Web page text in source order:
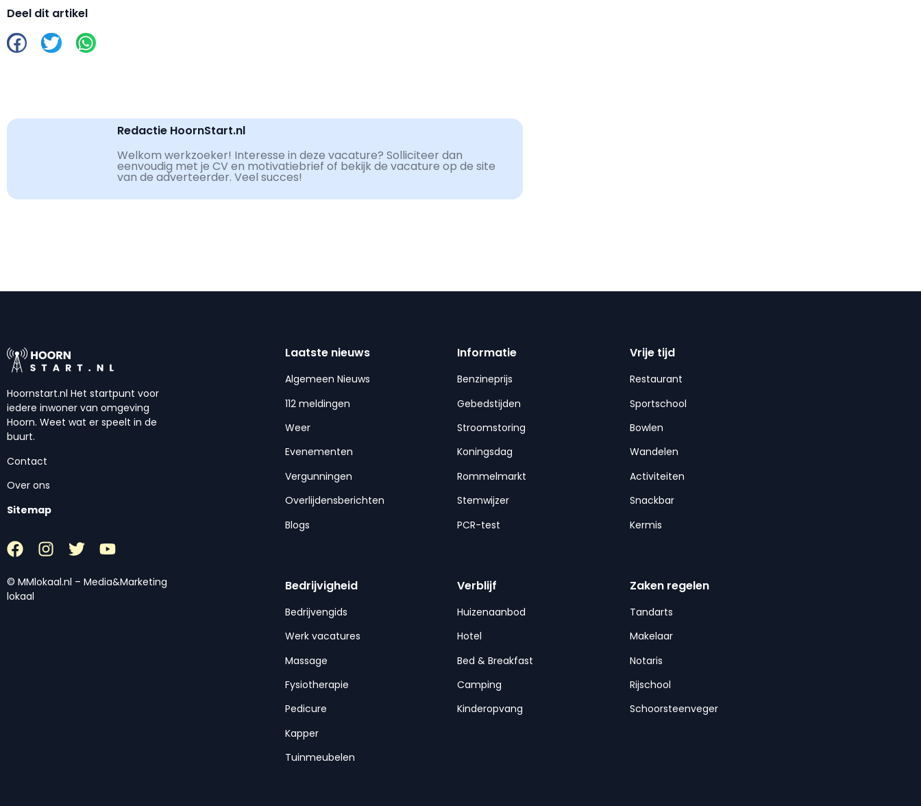
Deel dit artikel
Redactie HoornStart.nl
Welkom werkzoeker! Interesse in deze vacature? Solliciteer dan
eenvoudig met je CV en motivatiebrief of bekijk de vacature op de site
van de adverteerder. Veel succes!
Hoornstart.nl Het startpunt voor
iedere inwoner van omgeving
Hoorn. Weet wat er speelt in de
buurt.
Contact
Over ons
Sitemap
© MMlokaal.nl – Media&Marketing
lokaal
Laatste nieuws
Algemeen Nieuws
112 meldingen
Weer
Evenementen
Vergunningen
Overlijdensberichten
Blogs
Informatie
Benzineprijs
Gebedstijden
Stroomstoring
Koningsdag
Rommelmarkt
Stemwijzer
PCR-test
Vrije tijd
Restaurant
Sportschool
Bowlen
Wandelen
Activiteiten
Snackbar
Kermis
Bedrijvigheid
Bedrijvengids
Werk vacatures
Massage
Fysiotherapie
Pedicure
Kapper
Tuinmeubelen
Verblijf
Huizenaanbod
Hotel
Bed & Breakfast
Camping
Kinderopvang
Zaken regelen
Tandarts
Makelaar
Notaris
Rijschool
Schoorsteenveger